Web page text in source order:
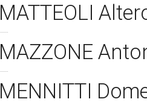
MATTEOLI
MAZZONE
MENNITTI